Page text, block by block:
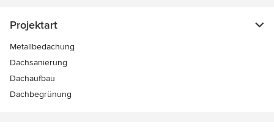
Projektart
Metallbedachung
Dachsanierung
Dachaufbau
Dachbegrünung